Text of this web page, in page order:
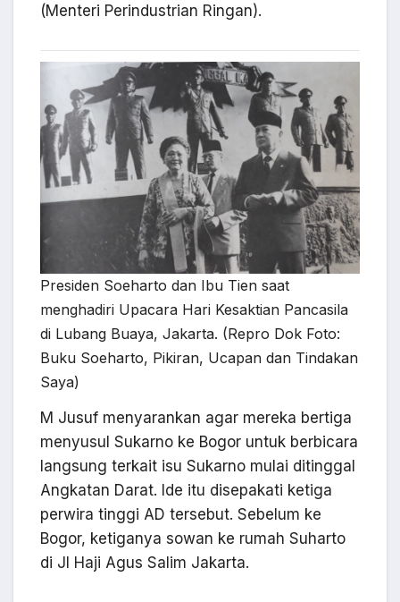
(Menteri Perindustrian Ringan).
Presiden Soeharto dan Ibu Tien saat
menghadiri Upacara Hari Kesaktian Pancasila
di Lubang Buaya, Jakarta. (Repro Dok Foto:
Buku Soeharto, Pikiran, Ucapan dan Tindakan
Saya)
M Jusuf menyarankan agar mereka bertiga
menyusul Sukarno ke Bogor untuk berbicara
langsung terkait isu Sukarno mulai ditinggal
Angkatan Darat. Ide itu disepakati ketiga
perwira tinggi AD tersebut. Sebelum ke
Bogor, ketiganya sowan ke rumah Suharto
di Jl Haji Agus Salim Jakarta.